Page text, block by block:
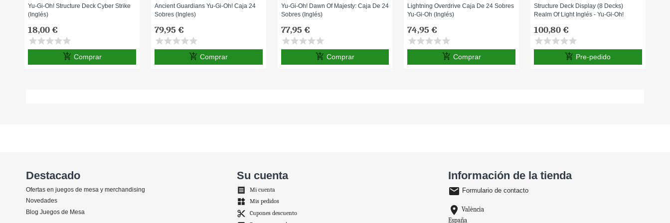
Yu-Gi-Oh! Structure Deck Cyber Strike
(Inglés)
18,00 €
starstarstarstarstar
add_shopping_cart Comprar
Ancient Guardians Yu-Gi-Oh! Caja 24
Sobres (Ingles)
79,95 €
starstarstarstarstar
add_shopping_cart Comprar
Yu-Gi-Oh! Dawn Of Majesty: Caja De 24
Sobres (Inglés)
77,95 €
starstarstarstarstar
add_shopping_cart Comprar
Lightning Overdrive Caja De 24 Sobres
Yu-Gi-Oh (Inglés)
74,95 €
starstarstarstarstar
add_shopping_cart Comprar
Structure Deck Display (8 Decks)
Realm Of Light Inglés - Yu-Gi-Oh!
100,80 €
starstarstarstarstar
add_shopping_cart Pre-pedido
Destacado
Ofertas en juegos de mesa y merchandising
Novedades
Blog Juegos de Mesa
Su cuenta
 Mi cuenta
widgets Mis pedidos
content_cut Cupones descuento
Información de la tienda
email Formulario de contacto
location_on València
España